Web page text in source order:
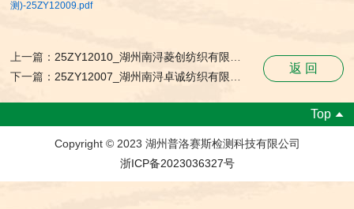
测)-25ZY12009.pdf
上一篇：25ZY12010_湖州南浔菱创纺织有限公司_职业卫生检测与评价报告网上公开表
下一篇：25ZY12007_湖州南浔卓诚纺织有限公司_职业卫生检测与评价报告网上公开表
返 回
Top
Copyright © 2023 湖州普洛赛斯检测科技有限公司
浙ICP备2023036327号